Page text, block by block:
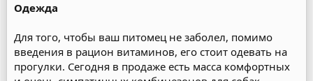
Одежда
Для того, чтобы ваш питомец не заболел, помимо
введения в рацион витаминов, его стоит одевать на
прогулки. Сегодня в продаже есть масса комфортных